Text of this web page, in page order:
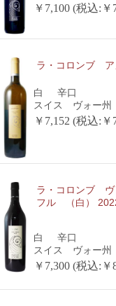
￥7,100 (税込:￥
ラ・コロンブ
白
辛口
スイス ヴォー州
￥7,152 (税込:￥
ラ・コロンブ
フル （白）
白
辛口
スイス ヴォー州
￥7,300 (税込:￥